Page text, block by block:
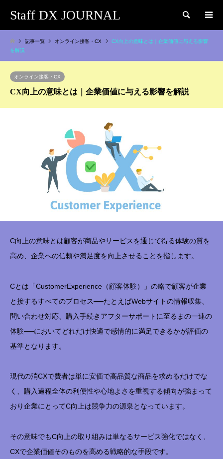
Staff DX JOURNAL 検索
記事一覧 オンライン接客・CX
CX向上の意味とは｜企業価値に与える影響
を解説
オンライン接客・CX
CX向上の意味とは｜企業価値に与える影響を解説
C向上の意味とは顧客が商品やサービスを通じて得る体験の質を
高め、企業への信頼や満足度を向上させることを指します。
Cとは「CustomerExperience（顧客体験）」の略で顧客が企業
と接するすべてのプロセス──たとえばWebサイトの情報収集、
問い合わせ対応、購入手続きアフターサポートに至るまの一連の
体験──においてどれだけ快適で感情的に満足できるかが評価の
基準となります。
現代の消CXで費者は単に安価で高品質な商品を求めるだけでな
く、購入過程全体の利便性や心地よさを重視する傾向が強まって
おり企業にとってC向上は競争力の源泉となっています。
その意味でもC向上の取り組みは単なるサービス強化ではなく、
CXで企業価値そのものを高める戦略的な手段です。